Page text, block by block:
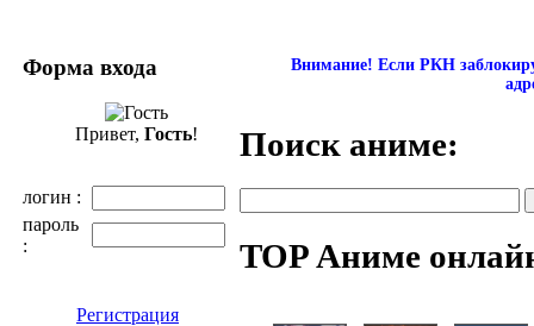
Форма входа
Привет, Гость!
логин :
пароль
:
Регистрация
Внимание! Если РКН
Поиск аниме:
TOP Аниме